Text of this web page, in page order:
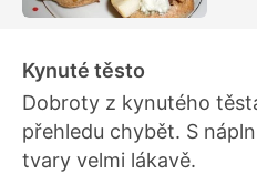
Kynuté těsto
Dobroty z kynutého
přehledu chybět. S
tvary velmi lákavě.